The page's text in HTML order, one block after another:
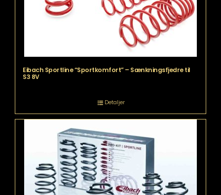
Eibach Sportline “Sportkomfort” – Sænkningsfjedre til
S3 8V
Detaljer